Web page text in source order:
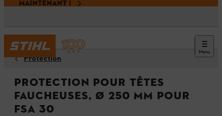
MAINTENANT !
Menu
Protection
Protection pour têtes
faucheuses, Ø 250 mm pour
FSA 30